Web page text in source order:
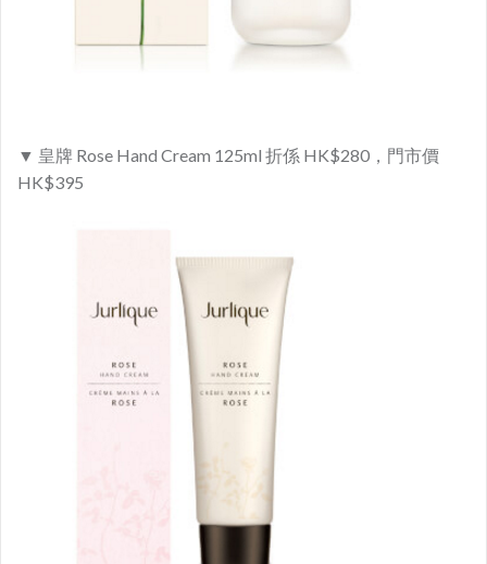
▼ 皇牌 Rose Hand Cream 125ml 折係 HK$280，門市價
HK$395